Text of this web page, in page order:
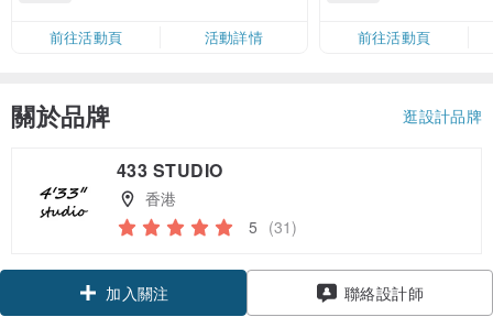
限，額滿即止，僅限「常用信用
卡」結帳）
前往活動頁 活動詳情
前往活動頁
關於品牌 逛設計品牌
433 STUDIO
香港
5 (31)
加入關注
聯絡設計師